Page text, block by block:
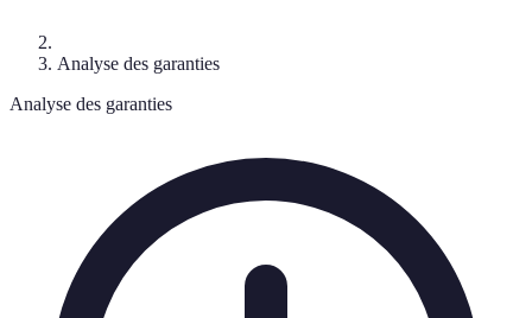
Analyse des garanties
Analyse des garanties